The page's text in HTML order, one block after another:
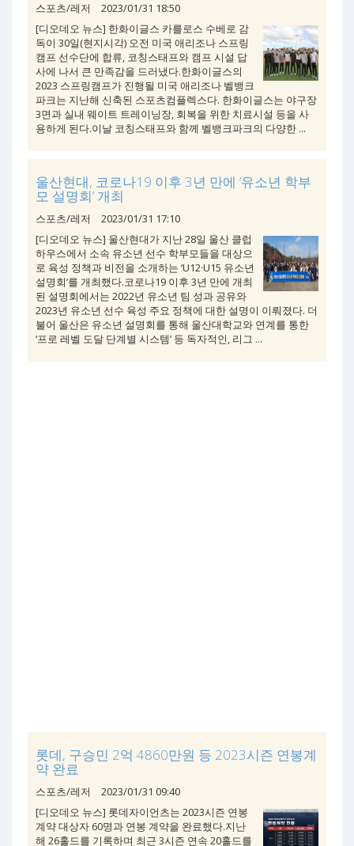
스포츠/레저
2023/01/31 18:50
[디오데오 뉴스] 한화이글스 카를로스 수베로 감
독이 30일(현지시각) 오전 미국 애리조나 스프링
캠프 선수단에 합류, 코칭스태프와 캠프 시설 답
사에 나서 큰 만족감을 드러냈다.한화이글스의
2023 스프링캠프가 진행될 미국 애리조나 벨뱅크
파크는 지난해 신축된 스포츠컴플렉스다. 한화이글스는 야구장
3면과 실내 웨이트 트레이닝장, 회복을 위한 치료시설 등을 사
용하게 된다.이날 코칭스태프와 함께 벨뱅크파크의 다양한 ...
울산현대, 코로나19 이후 3년 만에 ‘유소년 학부
모 설명회’ 개최
스포츠/레저
2023/01/31 17:10
[디오데오 뉴스] 울산현대가 지난 28일 울산 클럽
하우스에서 소속 유소년 선수 학부모들을 대상으
로 육성 정책과 비전을 소개하는 ‘U12·U15 유소년
설명회’를 개최했다.코로나19 이후 3년 만에 개최
된 설명회에서는 2022년 유소년 팀 성과 공유와
2023년 유소년 선수 육성 주요 정책에 대한 설명이 이뤄졌다. 더
불어 울산은 유소년 설명회를 통해 울산대학교와 연계를 통한
‘프로 레벨 도달 단계별 시스템’ 등 독자적인, 리그 ...
롯데, 구승민 2억 4860만원 등 2023시즌 연봉계
약 완료
스포츠/레저
2023/01/31 09:40
[디오데오 뉴스] 롯데자이언츠는 2023시즌 연봉
계약 대상자 60명과 연봉 계약을 완료했다.지난
해 26홀드를 기록하며 최근 3시즌 연속 20홀드를